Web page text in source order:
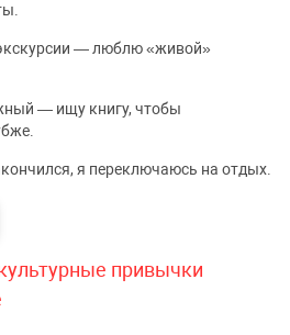
— люблю «живой»
— ищу книгу, чтобы
я переключаюсь на отдых.
привычки